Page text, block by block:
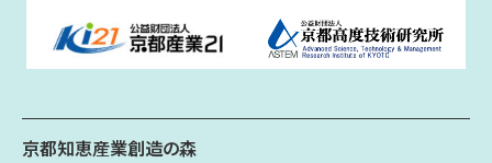
京都知恵産業創造の森